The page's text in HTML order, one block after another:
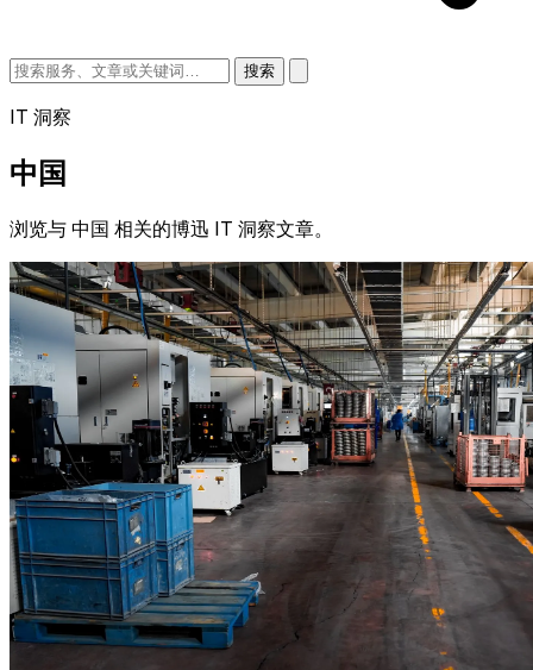
搜索
IT 洞察
中国
浏览与 中国 相关的博迅 IT 洞察文章。